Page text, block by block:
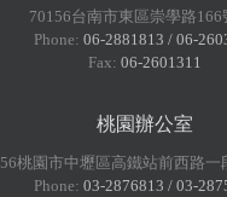
70156台南市東區崇學路166
Phone: 06-2881813 / 06-
Fax: 06-2601311
桃園辦公室
桃園市中壢區高鐵站前西路一
Phone: 03-2876813 / 03-